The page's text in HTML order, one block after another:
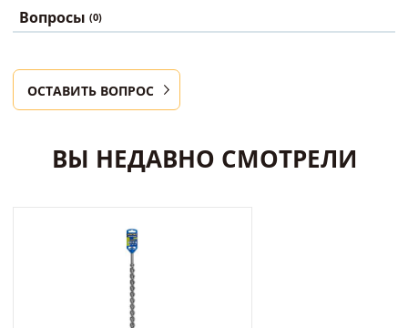
Вопросы (0)
ОСТАВИТЬ ВОПРОС
ВЫ НЕДАВНО СМОТРЕЛИ